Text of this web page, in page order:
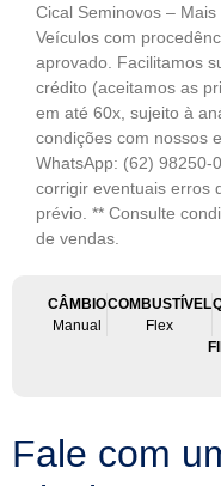
Cical Seminovos –
Veículos com
aprovado. Facilitamos
crédito (aceitamos as
em até 60x, sujeito à
condições com nossos
WhatsApp: (62) 98250-
corrigir eventuais erros
prévio. ** Consulte
de vendas.
CÂMBIO
Manual
COMBUSTÍVEL
Flex
Fale com